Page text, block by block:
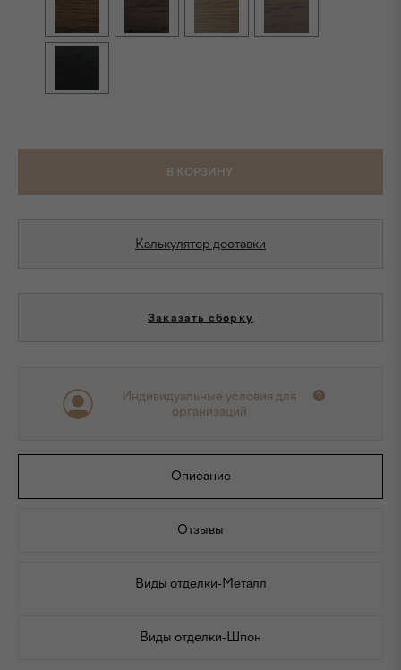
В КОРЗИНУ
Калькулятор доставки
Заказать сборку
Индивидуальные условия для
организаций
Описание
Отзывы
Виды отделки-Металл
Виды отделки-Шпон